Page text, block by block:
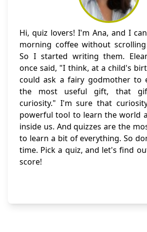
Hi, quiz lovers! I'm Ana, and I
morning coffee without
So I started writing them.
once said, "I think, at a child's
could ask a fairy godmother to
the most useful gift, that
curiosity." I'm sure that
powerful tool to learn the world
inside us. And quizzes are the
to learn a bit of everything. So
time. Pick a quiz, and let's find
score!